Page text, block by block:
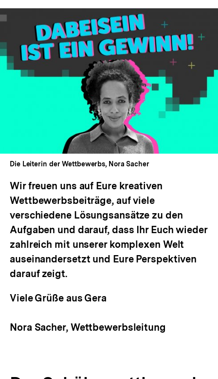
Lightbox
öffnen
Die Leiterin der Wettbewerbs, Nora Sacher
Wir freuen uns auf Eure kreativen
Wettbewerbsbeiträge, auf viele
verschiedene Lösungsansätze zu den
Aufgaben und darauf, dass Ihr Euch wieder
zahlreich mit unserer komplexen Welt
auseinandersetzt und Eure Perspektiven
darauf zeigt.
Viele Grüße aus Gera
Nora Sacher, Wettbewerbsleitung